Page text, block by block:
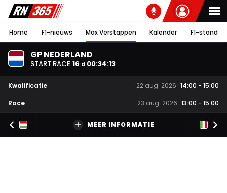
Home F1-nieuws Max Verstappen Kalender F1-stand
GP NEDERLAND
START RACE 16 d 00:34:12
Kwalificatie 22 aug. 2026 14:00 - 15:00
Race
23 aug. 2026 13:00 - 15:00
MEER INFORMATIE